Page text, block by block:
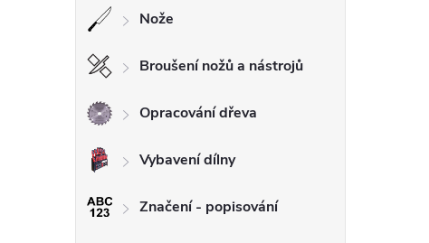
Nože
Broušení nožů a nástrojů
Opracování dřeva
Vybavení dílny
Značení - popisování